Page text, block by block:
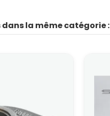
la même catégorie :